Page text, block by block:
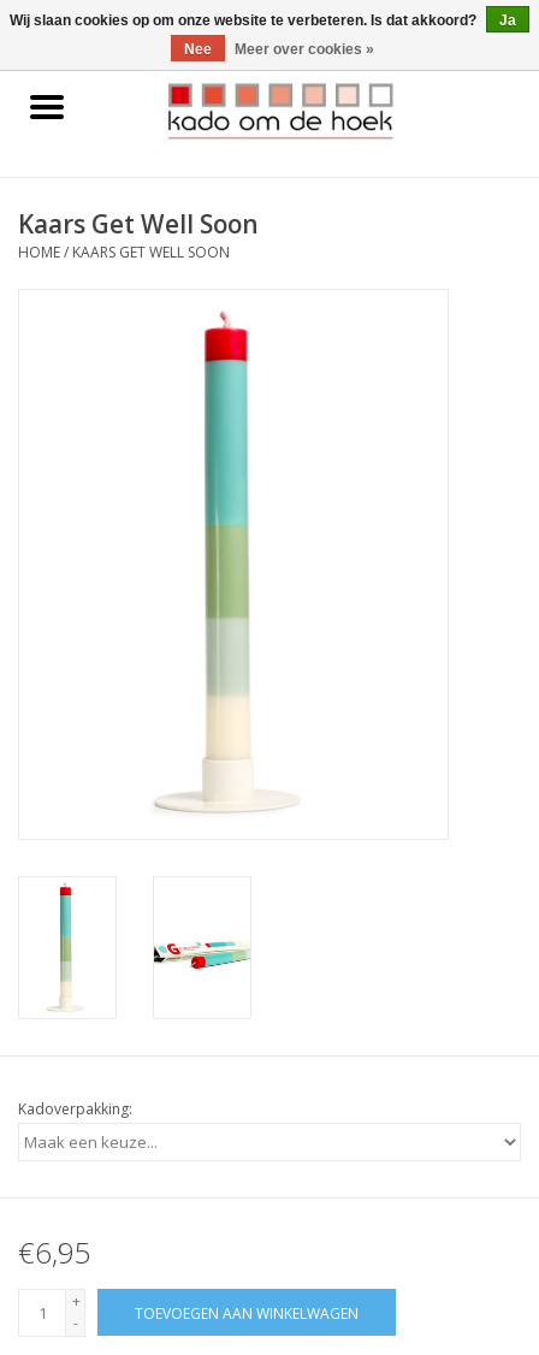
0 Artikelen - €0,00
Home
Gadgets
Kaars Get Well Soon
HOME/ KAARS GET WELL SOON
Kadoverpakking:
€6,95
+
-
TOEVOEGEN AAN WINKELWAGEN
Wij slaan cookies op om onze website te verbeteren. Is dat akkoord?
Ja
Nee
Meer over cookies »